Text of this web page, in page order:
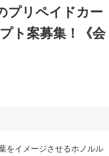
プリペイドカー
ト案募集！《会
をイメージさせるホノルル